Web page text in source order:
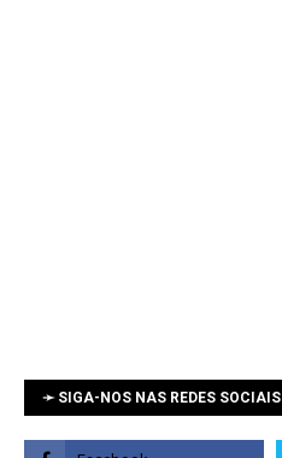
➛ SIGA-NOS NAS REDES SOCIAIS